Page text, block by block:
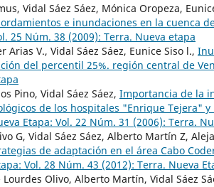
Vidal Sáez Sáez, Mónica Oropeza,
e inundaciones en la cuenca
25 Núm. 38 (2009): Terra. Nueva etapa
Arias V., Vidal Sáez Sáez, Eunice Siso l.,
del percentil 25%. región central de
Pino, Vidal Sáez Sáez, Importancia de la
de los hospitales "Enrique Tejera"
Etapa: Vol. 22 Núm. 31 (2006): Terra.
G, Vidal Sáez Sáez, Alberto Martín Z,
de adaptación en el área Cabo
Vol. 28 Núm. 43 (2012): Terra. Nueva
Olivo, Alberto Martín, Vidal Sáez